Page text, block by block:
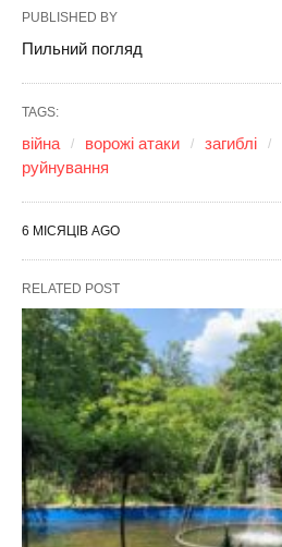
PUBLISHED BY
Пильний погляд
TAGS:
війна ворожі атаки загиблі
руйнування
6 МІСЯЦІВ AGO
RELATED POST